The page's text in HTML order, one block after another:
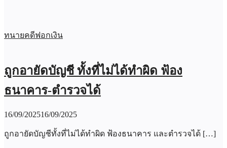
ทนายคดีฟอกเงิน
ถูกอายัดบัญชี ทั้งที่ไม่ได้ทำผิด ฟ้อง
ธนาคาร-ตำรวจได้
16/09/202516/09/2025
ถูกอายัดบัญชีทั้งที่ไม่ได้ทำผิด ฟ้องธนาคาร และตำรวจได้ […]